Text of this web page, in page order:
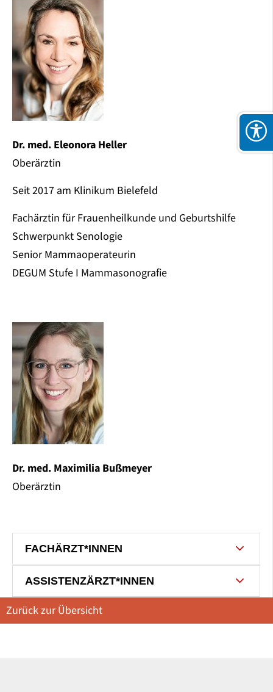
Dr. med. Eleonora Heller
Oberärztin
Seit 2017 am Klinikum Bielefeld
Fachärztin für Frauenheilkunde und Geburtshilfe
Schwerpunkt Senologie
Senior Mammaoperateurin
DEGUM Stufe I Mammasonografie
Dr. med. Maximilia Bußmeyer
Oberärztin
FACHÄRZT*INNEN
ASSISTENZÄRZT*INNEN
Zurück zur Übersicht